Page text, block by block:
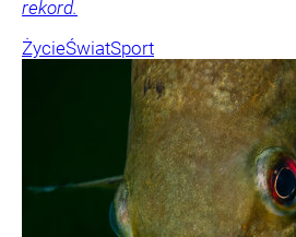
rekord.
ŻycieŚwiatSport